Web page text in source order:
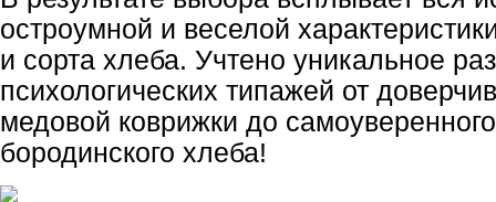
остроумной и веселой
и сорта хлеба. Учтено уникальное
психологических типажей от
медовой коврижки до
бородинского хлеба!